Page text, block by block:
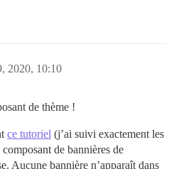
2020, 10:10
de thème !
ce tutoriel (j’ai suivi exactement les
de bannières de
Aucune bannière n’apparaît dans